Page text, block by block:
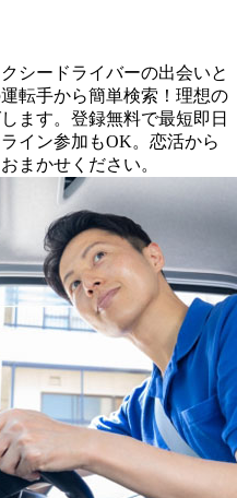
シードライバーの出会いと
転手から簡単検索！理想の
ます。登録無料で最短即日
イン参加もOK。恋活から
まかせください。